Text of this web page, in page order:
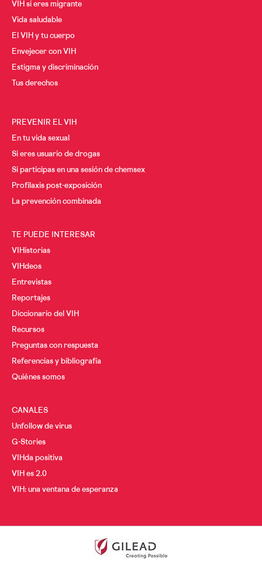
VIH si eres migrante
Vida saludable
El VIH y tu cuerpo
Envejecer con VIH
Estigma y discriminación
Tus derechos
PREVENIR EL VIH
En tu vida sexual
Si eres usuario de drogas
Si participas en una sesión de chemsex
Profilaxis post-exposición
La prevención combinada
TE PUEDE INTERESAR
VIHistorias
VIHdeos
Entrevistas
Reportajes
Diccionario del VIH
Recursos
Preguntas con respuesta
Referencias y bibliografía
Quiénes somos
CANALES
Unfollow de virus
G-Stories
VIHda positiva
VIH es 2.0
VIH: una ventana de esperanza